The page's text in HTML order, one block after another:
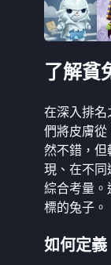
了解貧
在深入排名
們將皮膚從
然不錯，但
現、在不同
綜合考量。
標的兔子。
如何定義